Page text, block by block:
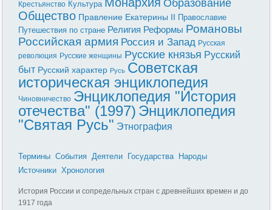
Крестьянство Культура Образование
Общество Правление Екатерины II Православие
Путешествия по стране Религия Реформы Романовы
Российская армия Россия и Запад Русская
революция Русские женщины Русские князья Русский
быт Русский характер Русь Советская
историческая энциклопедия
Чиновничество Энциклопедия "История
отечества" (1997) Энциклопедия
"Святая Русь" Этнография
Термины События Деятели Государства
Народы
Источники Хронология
История России и сопредельных стран с древнейших времен и до
1917 года